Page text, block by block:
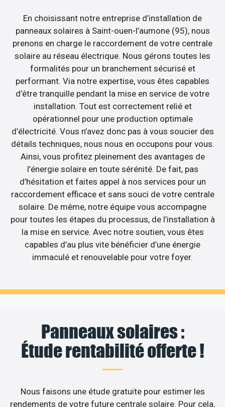
En choisissant notre entreprise d’installation de
panneaux solaires à Saint-ouen-l’aumone (95), nous
prenons en charge le raccordement de votre centrale
solaire au réseau électrique. Nous gérons toutes les
formalités pour un branchement sécurisé et
performant. Via notre expertise, vous êtes capables
d’être tranquille pendant la mise en service de votre
installation. Tout est correctement relié et
opérationnel pour une production optimale
d’électricité. Vous n’avez donc pas à vous soucier des
détails techniques, nous nous en occupons pour vous.
Ainsi, vous profitez pleinement des avantages de
l’énergie solaire en toute sérénité. De fait, pas
d’hésitation et faites appel à nos services pour un
raccordement efficace et sans souci de votre centrale
solaire. De même, notre équipe vous accompagne
pour toutes les étapes du processus, de l’installation à
la mise en service. Avec notre soutien, vous êtes
capables d’au plus vite bénéficier d’une énergie
immaculé et renouvelable pour votre foyer.
Panneaux solaires :
Étude rentabilité offerte !
Nous faisons une étude gratuite pour estimer les
rendements de votre future centrale solaire. Pour cela,